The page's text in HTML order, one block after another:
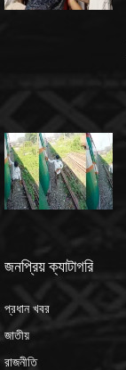
জনপ্রিয় ক্যাটাগরি
প্রধান খবর
জাতীয়
রাজনীতি